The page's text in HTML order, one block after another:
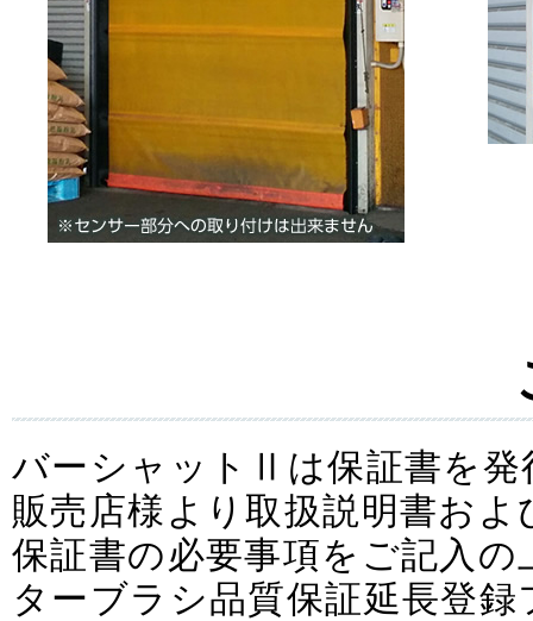
バーシャットⅡは保証書を発
販売店様より取扱説明書お
保証書の必要事項をご記入
ターブラシ品質保証延長登